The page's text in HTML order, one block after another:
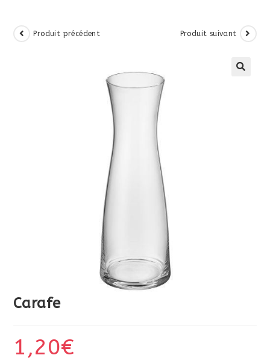
Produit précédent Produit suivant
Carafe
1,20€